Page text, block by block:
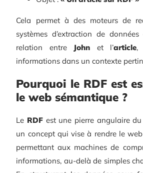
Cela permet à des moteurs de
systèmes d’extraction de
relation entre John et l’article,
informations dans un contexte
Pourquoi le RDF est
le web sémantique ?
Le RDF est une pierre angulaire du
un concept qui vise à rendre le
permettant aux machines de
informations, au-delà de simples